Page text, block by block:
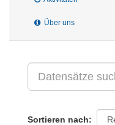
Über uns
Sortieren nach